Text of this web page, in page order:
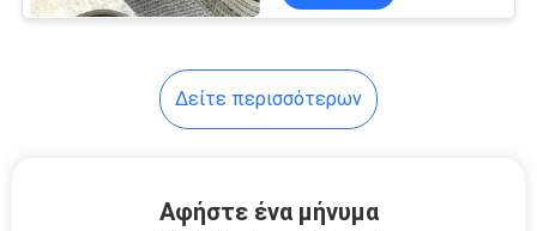
Δείτε περισσότερων
Αφήστε ένα μήνυμα